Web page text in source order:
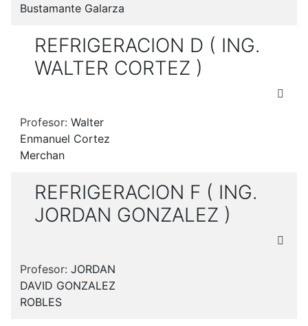
Bustamante Galarza
REFRIGERACION D ( ING.
WALTER CORTEZ )
Profesor: Walter
Enmanuel Cortez
Merchan
REFRIGERACION F ( ING.
JORDAN GONZALEZ )
Profesor: JORDAN
DAVID GONZALEZ
ROBLES